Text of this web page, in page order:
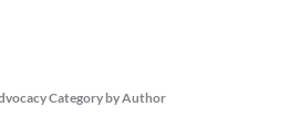
Category by Author